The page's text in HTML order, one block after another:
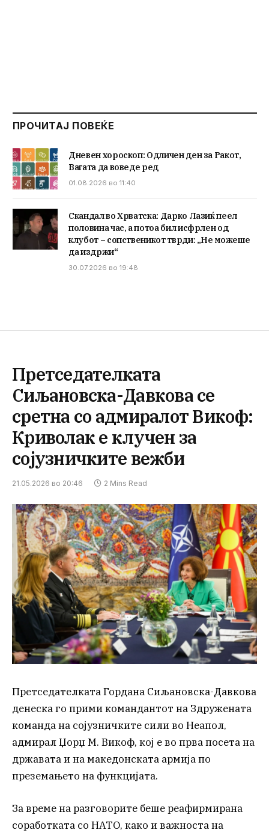
ПРОЧИТАЈ ПОВЕЌЕ
Дневен хороскоп: Одличен ден за Ракот,
Вагата да воведе ред
01.08.2026 во 11:40
Скандал во Хрватска: Дарко Лазиќ пеел
половина час, а потоа бил исфрлен од
клубот – сопственикот тврди: „Не можеше
да издржи“
30.07.2026 во 19:48
Претседателката
Сиљановска-Давкова се
сретна со адмиралот Викоф:
Криволак е клучен за
сојузничките вежби
21.05.2026 во 20:46 2 Mins Read
Претседателката Гордана Сиљановска-Давкова
денеска го прими командантот на Здружената
команда на сојузничките сили во Неапол,
адмирал Џорџ М. Викоф, кој е во прва посета на
државата и на македонската армија по
преземањето на функцијата.
За време на разговорите беше реафирмирана
соработката со НАТО, како и важноста на